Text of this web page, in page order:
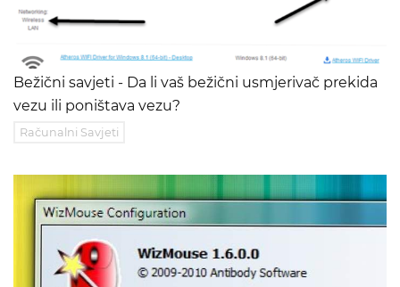
Bežični savjeti - Da li vaš bežični usmjerivač prekida
vezu ili poništava vezu?
Računalni Savjeti